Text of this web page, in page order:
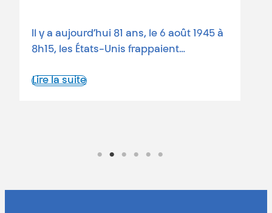
6 août 1945 à
81 ans depuis les
atomiques Le 6 août 1945, une